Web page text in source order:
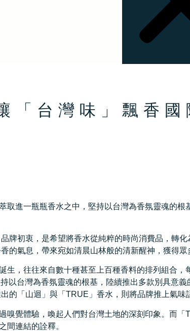
「台灣味」飄香國
進一瓶瓶香水之中，堅持以台灣為香氛靈魂的根
初衷，是希望將香水從純粹的時尚消費品，轉化
氣息，帶來宛如清晨山林般的清新醒神，獲得眾
，往往來自數十種甚至上百種香料的排列組合，
以台灣為香氛靈魂的根基，陸續推出多款別具意
「山迴」與「TRUE」香水，則將品牌推上氣味
嗅覺體驗，喚起人們對台灣土地的深刻印象。而「
間連結的詮釋。